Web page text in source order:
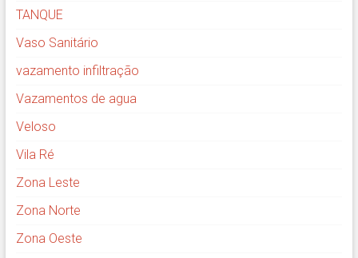
TANQUE
Vaso Sanitário
vazamento infiltração
Vazamentos de agua
Veloso
Vila Ré
Zona Leste
Zona Norte
Zona Oeste